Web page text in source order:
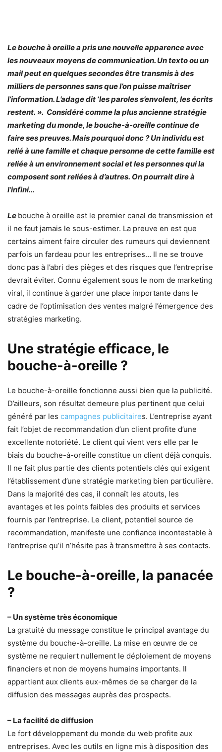
Le bouche à oreille a pris une nouvelle apparence avec
les nouveaux moyens de communication. Un texto ou un
mail peut en quelques secondes être transmis à des
milliers de personnes sans que l’on puisse maîtriser
l’information. L’adage dit ‘les paroles s’envolent, les écrits
restent. ». Considéré comme la plus ancienne stratégie
marketing du monde, le bouche-à-oreille continue de
faire ses preuves. Mais pourquoi donc ? Un individu est
relié à une famille et chaque personne de cette famille est
reliée à un environnement social et les personnes qui la
composent sont reliées à d’autres. On pourrait dire à
l’infini…
Le bouche à oreille est le premier canal de transmission et
il ne faut jamais le sous-estimer. La preuve en est que
certains aiment faire circuler des rumeurs qui deviennent
parfois un fardeau pour les entreprises… Il ne se trouve
donc pas à l’abri des pièges et des risques que l’entreprise
devrait éviter. Connu également sous le nom de marketing
viral, il continue à garder une place importante dans le
cadre de l’optimisation des ventes malgré l’émergence des
stratégies marketing.
Une stratégie efficace, le
bouche-à-oreille ?
Le bouche-à-oreille fonctionne aussi bien que la publicité.
D’ailleurs, son résultat demeure plus pertinent que celui
généré par les campagnes publicitaires. L’entreprise ayant
fait l’objet de recommandation d’un client profite d’une
excellente notoriété. Le client qui vient vers elle par le
biais du bouche-à-oreille constitue un client déjà conquis.
Il ne fait plus partie des clients potentiels clés qui exigent
l’établissement d’une stratégie marketing bien particulière.
Dans la majorité des cas, il connaît les atouts, les
avantages et les points faibles des produits et services
fournis par l’entreprise. Le client, potentiel source de
recommandation, manifeste une confiance incontestable à
l’entreprise qu’il n’hésite pas à transmettre à ses contacts.
Le bouche-à-oreille, la panacée
?
– Un système très économique
La gratuité du message constitue le principal avantage du
système du bouche-à-oreille. La mise en œuvre de ce
système ne requiert nullement le déploiement de moyens
financiers et non de moyens humains importants. Il
appartient aux clients eux-mêmes de se charger de la
diffusion des messages auprès des prospects.
– La facilité de diffusion
Le fort développement du monde du web profite aux
entreprises. Avec les outils en ligne mis à disposition des